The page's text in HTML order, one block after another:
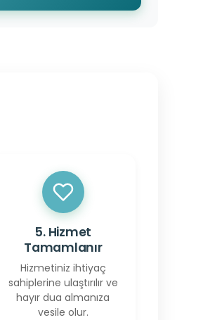
5. Hizmet
Tamamlanır
Hizmetiniz ihtiyaç
sahiplerine ulaştırılır ve
hayır dua almanıza
vesile olur.